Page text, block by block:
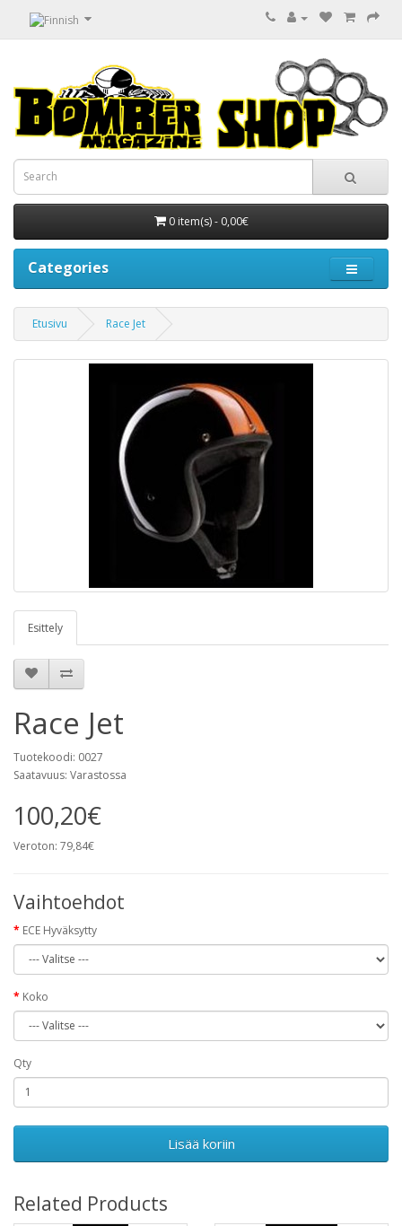
0 item(s) - 0,00€
Categories
Etusivu Race Jet
Esittely
Race Jet
Tuotekoodi: 0027
Saatavuus: Varastossa
100,20€
Veroton: 79,84€
Vaihtoehdot
ECE Hyväksytty
Koko
Qty
Lisää koriin
Related Products